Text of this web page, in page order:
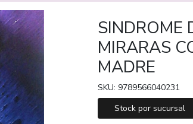
SINDROME
MIRARAS
MADRE
SKU: 9789566040231
Stock por sucursal